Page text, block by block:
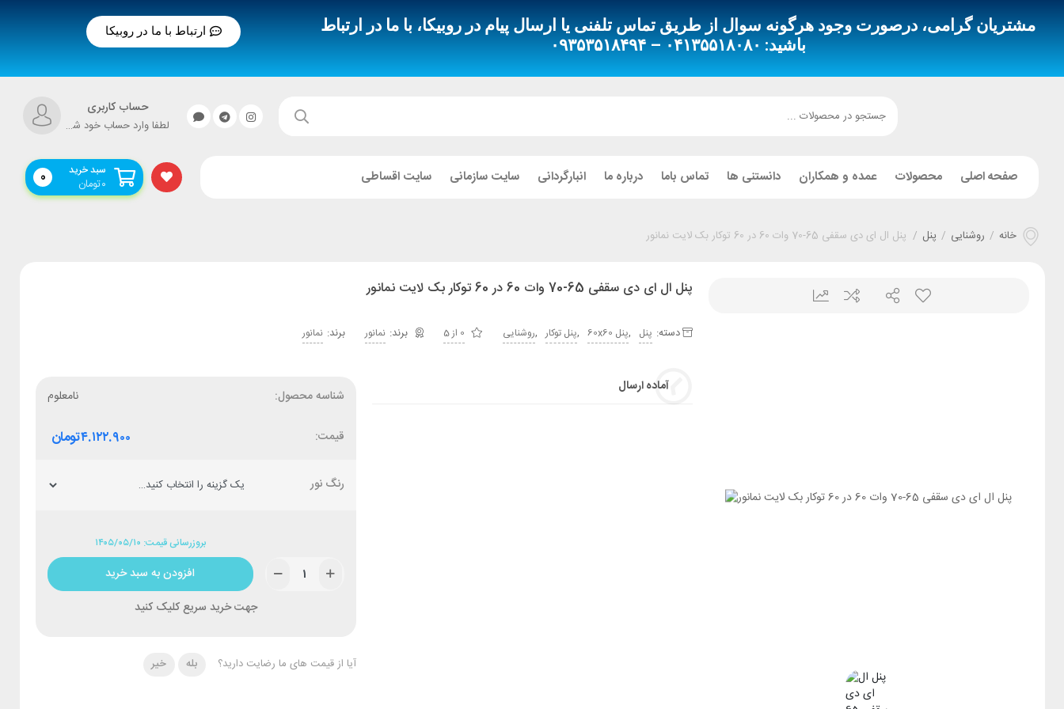
مشتریان گرامی، درصورت وجود هرگونه سوال از طریق تماس تلفنی یا ارسال پیام در روبیکا، با ما در ارتباط
باشید: ۰۴۱۳۵۵۱۸۰۸۰ – ۰۹۳۵۳۵۱۸۴۹۴
ارتباط با ما در روبیکا
حساب کاربری
لطفا وارد حساب خود شوید!
صفحه اصلی محصولات عمده و همکاران دانستنی ها تماس باما درباره ما انبارگردانی سایت سازمانی سایت اقساطی سبد خرید
تومان۰ 0
خانه / روشنایی / پنل / پنل ال ای دی سقفی 65-70 وات 60 در 60 توکار بک لایت نمانور
پنل ال ای دی سقفی 65-70 وات 60 در 60 توکار بک لایت نمانور
دسته: پنل ,پنل 60x60 ,پنل توکار ,روشنایی 0 از 5 نمانور برند: نمانور
آماده ارسال
شناسه محصول: نامعلوم
قیمت: تومان۴.۱۲۲.۹۰۰
رنگ نور
بروزرسانی قیمت: ۱۴۰۵/۰۵/۱۰
افزودن به سبد خرید
جهت خرید سریع کلیک کنید
آیا از قیمت های ما رضایت دارید؟ بله خیر